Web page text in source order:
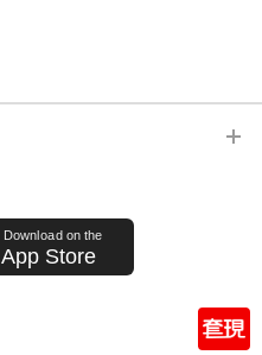
Download on the
App Store